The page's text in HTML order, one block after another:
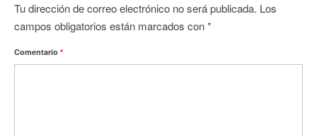
Tu dirección de correo electrónico no será publicada. Los
campos obligatorios están marcados con*
Comentario *